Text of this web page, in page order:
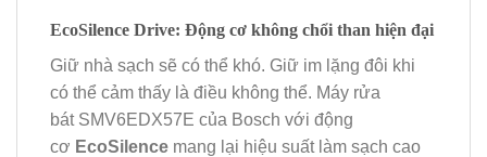
EcoSilence Drive: Động cơ không chổi than hiện đại
Giữ nhà sạch sẽ có thể khó. Giữ im lặng đôi khi
có thể cảm thấy là điều không thể. Máy rửa
bát SMV6EDX57E của Bosch với động
cơ EcoSilence mang lại hiệu suất làm sạch cao